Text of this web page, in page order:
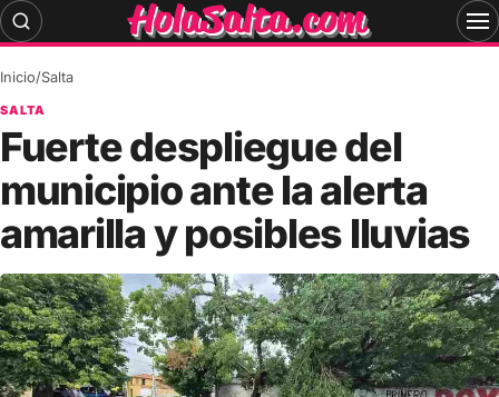
Skip
to
Inicio/Salta
SALTA
Fuerte despliegue del
municipio ante la alerta
amarilla y posibles lluvias